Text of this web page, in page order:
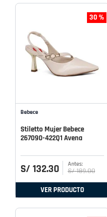
30 %
Bebece
Stiletto Mujer Bebece
267090-422Q1 Avena
S/ 132.30 S/ 189.00
VER PRODUCTO